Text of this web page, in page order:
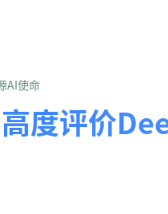
AI使命
度评价